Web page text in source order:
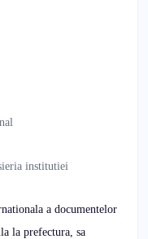
institutiei
a documentelor
la prefectura, sa